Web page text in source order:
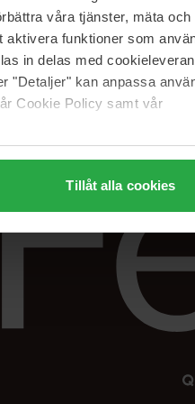
våra tjänster, mäta och
funktioner som
in delas med
"Detaljer" kan anpassa
Cookie Policy samt vår
Tillåt alla cookies
min
reklamasjon
blitt